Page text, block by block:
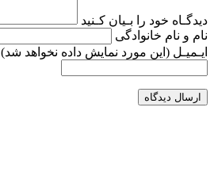
دیدگـاه خود را بـیان کـنید
نام و نام خانوادگی
ایـمیـل (این مورد نمایش داده نخواهد شد)
ارسال دیدگاه